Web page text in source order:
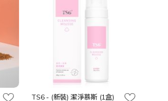
TS6 - (新裝) 潔淨慕斯 (1盒)